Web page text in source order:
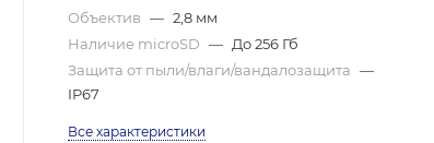
Объектив — 2,8 мм
Наличие microSD — До 256 Гб
Защита от пыли/влаги/вандалозащита —
IP67
Все характеристики